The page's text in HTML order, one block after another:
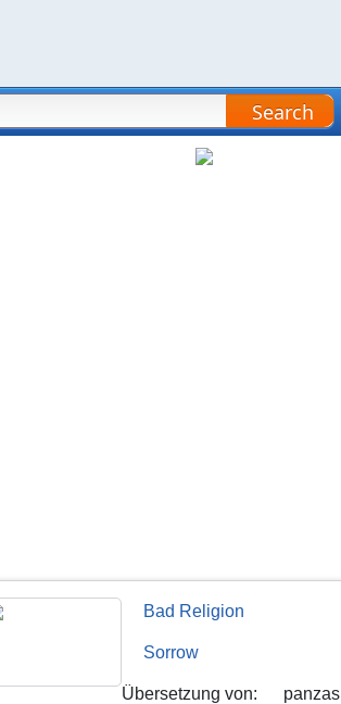
Search
Bad Religion
Sorrow
Übersetzung von: panzas